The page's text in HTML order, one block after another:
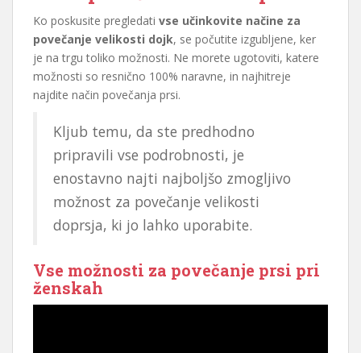
Ko poskusite pregledati vse učinkovite načine za
povečanje velikosti dojk, se počutite izgubljene, ker
je na trgu toliko možnosti. Ne morete ugotoviti, katere
možnosti so resnično 100% naravne, in najhitreje
najdite način povečanja prsi.
Kljub temu, da ste predhodno
pripravili vse podrobnosti, je
enostavno najti najboljšo zmogljivo
možnost za povečanje velikosti
doprsja, ki jo lahko uporabite.
Vse možnosti za povečanje prsi pri
ženskah